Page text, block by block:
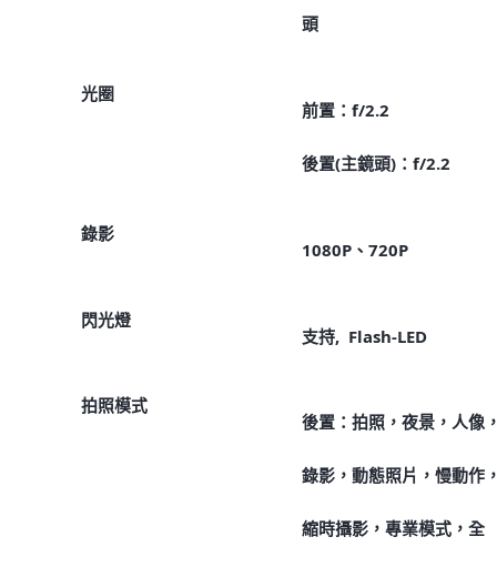
頭
光圈
前置：f/2.2
後置(主鏡頭)：f/2.2
錄影
1080P、720P
閃光燈
支持, Flash-LED
拍照模式
後置：拍照，夜景，人像
錄影，動態照片，慢動作
縮時攝影，專業模式，全